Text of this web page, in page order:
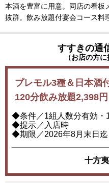
本酒を豊富に用意。同店の看板
抜群。飲み放題付宴会コース料
すすきの通
（お店の方
プレモル3種＆日本酒
120分飲み放題2,398円
◆条件／1組人数分有効・
◆提示／入店時
◆期限／2026年8月末日迄
十方